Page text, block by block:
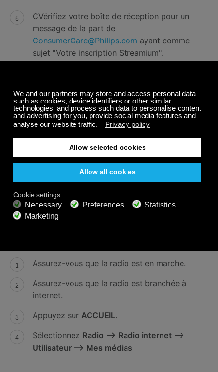
CVérifiez votre boîte de réception pour un
message de la part de
ConsumerCare@Philips.com ayant comme
sujet "Votre inscription Streamium".
Philips.
Visitezphilips.com/welcomepuis cliquez
sur le menu Gestion Streamium
Suivez les instructions en ligne pour ajouter
vos URL Calm Radio personnalisées.
Écouter Mes Médias
Quand vous ajoutez manuellement une station de
Assurez-vous que la radio est en marche.
Assurez-vous que la radio est branchée à
internet.
Appuyez sur ACCUEIL.
Sélectionnez Radio --> Radio internet -->
Utilisateur --> Mes médias